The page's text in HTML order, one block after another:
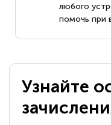
любого
помочь при
Узнайте